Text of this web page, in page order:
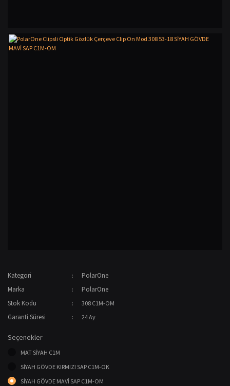
Kategori
PolarOne
Marka
PolarOne
Stok Kodu
308 C1M-OM
Garanti Süresi 24 Ay
Seçenekler
MAT SİYAH C1M
SİYAH GÖVDE KIRMIZI SAP C1M-OK
SİYAH GÖVDE MAVİ SAP C1M-OM